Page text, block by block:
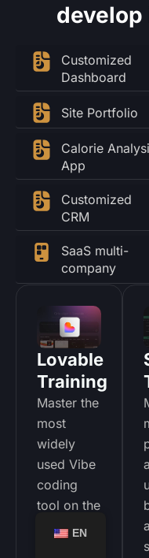
develop
Customized
Dashboard
Site Portfolio
Calorie
App
Customized
CRM
SaaS multi-
company
Lovable
Training
Master the
most
widely
used Vibe
coding
tool on the
market,
EN